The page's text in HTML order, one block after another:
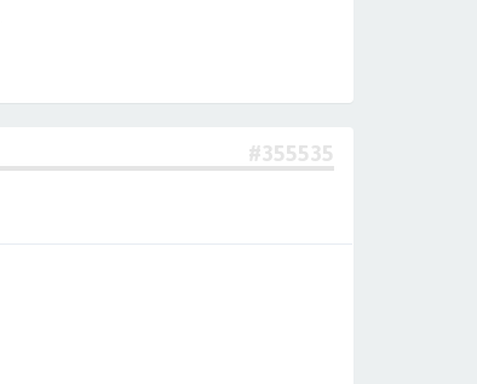
#355535